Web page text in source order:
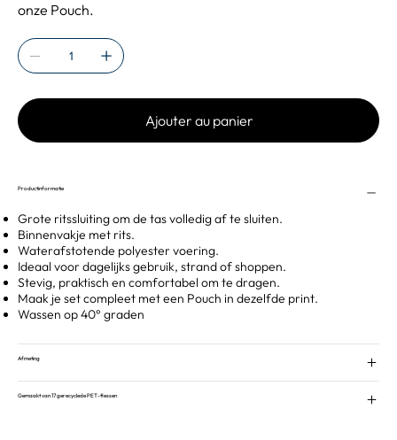
onze Pouch.
Ajouter au panier
Productinformatie
Grote ritssluiting om de tas volledig af te sluiten.
Binnenvakje met rits.
Waterafstotende polyester voering.
Ideaal voor dagelijks gebruik, strand of shoppen.
Stevig, praktisch en comfortabel om te dragen.
Maak je set compleet met een Pouch in dezelfde print.
Wassen op 40° graden
Afmeting
Gemaakt van 17 gerecyclede PET-flessen